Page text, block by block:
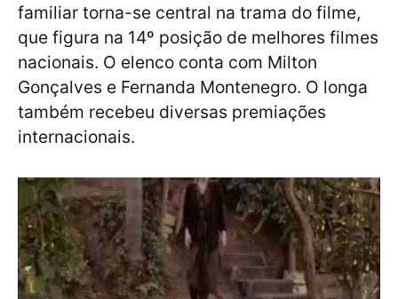
familiar torna-se central na trama do filme,
que figura na 14º posição de melhores filmes
nacionais. O elenco conta com Milton
Gonçalves e Fernanda Montenegro. O longa
também recebeu diversas premiações
internacionais.